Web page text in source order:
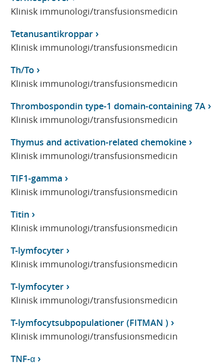
Klinisk immunologi/transfusionsmedicin
Tetanusantikroppar
Klinisk immunologi/transfusionsmedicin
Th/To
Klinisk immunologi/transfusionsmedicin
Thrombospondin type-1 domain-containing 7A
Klinisk immunologi/transfusionsmedicin
Thymus and activation-related chemokine
Klinisk immunologi/transfusionsmedicin
TIF1-gamma
Klinisk immunologi/transfusionsmedicin
Titin
Klinisk immunologi/transfusionsmedicin
T-lymfocyter
Klinisk immunologi/transfusionsmedicin
T-lymfocyter
Klinisk immunologi/transfusionsmedicin
T-lymfocytsubpopulationer (FITMAN )
Klinisk immunologi/transfusionsmedicin
TNF-α